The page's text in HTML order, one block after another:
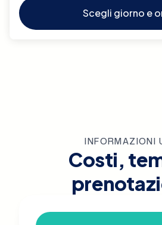
Scegli giorno e
INFORMAZIONI
Costi,